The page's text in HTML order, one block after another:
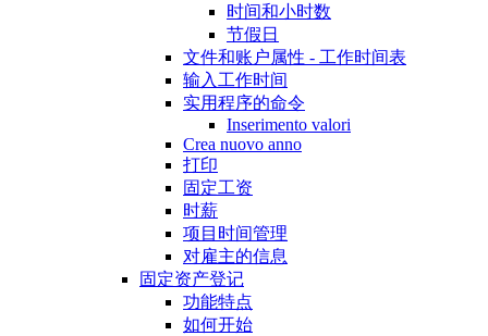
时间和小时数
节假日
文件和账户属性 - 工作时间表
输入工作时间
实用程序的命令
Inserimento valori
Crea nuovo anno
打印
固定工资
时薪
项目时间管理
对雇主的信息
固定资产登记
功能特点
如何开始